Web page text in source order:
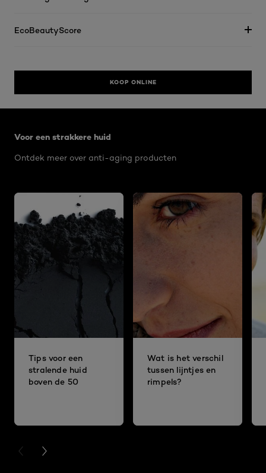
EcoBeautyScore
KOOP ONLINE
Voor een strakkere huid
Ontdek meer over anti-aging producten
Tips voor een
stralende huid
boven de 50
Wat is het verschil
tussen lijntjes en
rimpels?
PREVIOUS CARD
NEXT CARD